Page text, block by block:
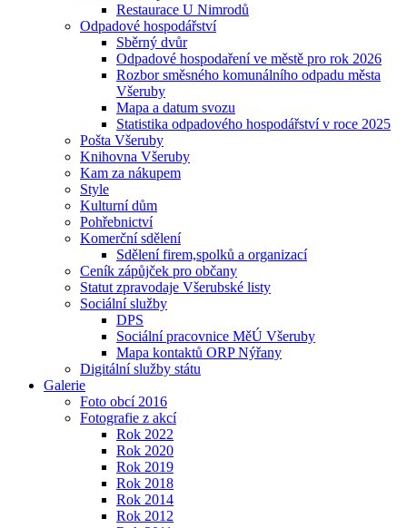
Restaurace U Nimrodů
Odpadové hospodářství
Sběrný dvůr
Odpadové hospodaření ve městě pro rok 2026
Rozbor směsného komunálního odpadu města
Všeruby
Mapa a datum svozu
Statistika odpadového hospodářství v roce 2025
Pošta Všeruby
Knihovna Všeruby
Kam za nákupem
Style
Kulturní dům
Pohřebnictví
Komerční sdělení
Sdělení firem,spolků a organizací
Ceník zápůjček pro občany
Statut zpravodaje Všerubské listy
Sociální služby
DPS
Sociální pracovnice MěÚ Všeruby
Mapa kontaktů ORP Nýřany
Digitální služby státu
Galerie
Foto obcí 2016
Fotografie z akcí
Rok 2022
Rok 2020
Rok 2019
Rok 2018
Rok 2014
Rok 2012